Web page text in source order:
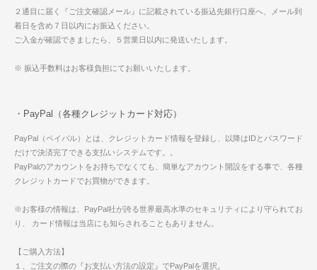
２通目に届く『ご注文確認メール』に記載されている振込先銀行口座へ、メール到
着日を含め７日以内にお振込ください。
ご入金が確認できましたら、５営業日以内に発送いたします。
※ 振込手数料はお客様負担にてお願いいたします。
・PayPal（各種クレジットカード対応）
PayPal（ペイパル）とは、クレジットカード情報を登録し、以降はIDとパスワード
だけで決済完了できる支払いシステムです。。
PayPalのアカウントをお持ちでなくても、簡単なアカウント開設をする事で、各種
クレジットカードでお買物ができます。
※お客様の情報は、PayPal社が誇る世界最高水準のセキュリティにより守られてお
り、 カード情報は当店にも知らされることもありません。
【ご購入方法】
１、ご注文の際の『お支払い方法の設定』でPayPalを選択。